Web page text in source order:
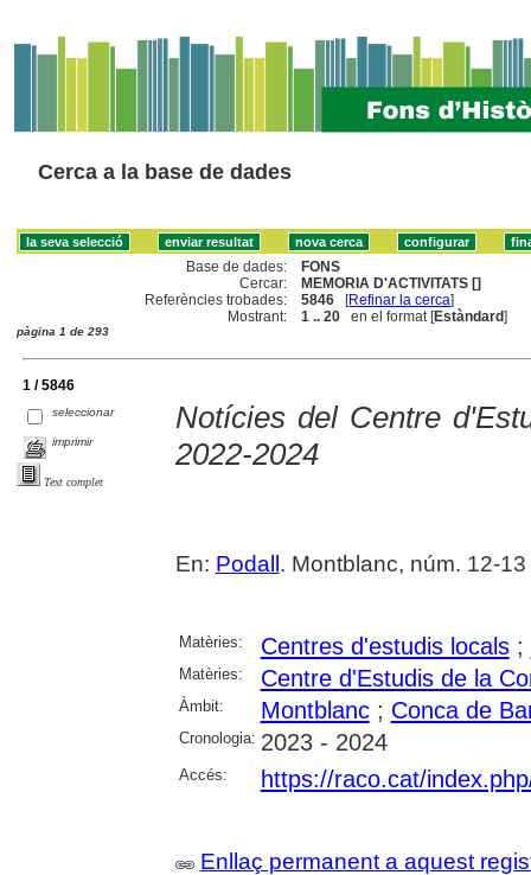
Cerca a la base de dades
Base de dades:
FONS
Cercar:
MEMORIA D'ACTIVITATS []
Referències trobades:
5846 [Refinar la cerca]
Mostrant:
1 .. 20 en el format [Estàndard]
pàgina 1 de 293
1 / 5846
seleccionar
imprimir
Text complet
Notícies del Centre
2022-2024
En: Podall . Montblanc, núm. 12-
Matèries: Centres d'estudis locals;
Matèries: Centre d'Estudis de la
Àmbit: Montblanc; Conca de
Cronologia: 2023 - 2024
Accés: https://raco.cat/
Enllaç permanent a aquest